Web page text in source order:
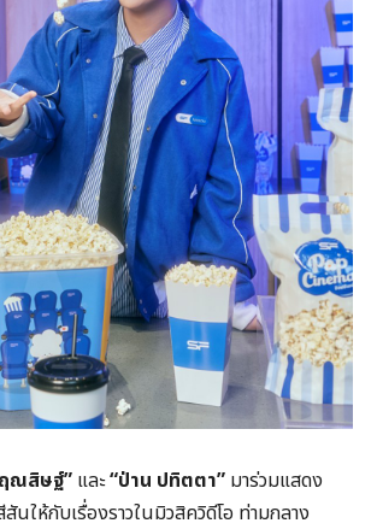
ณสิษฐ์” และ“ป่าน ปทิตตา” มาร่วมแสดง
นให้กับเรื่องราวในมิวสิควิดีโอ ท่ามกลาง